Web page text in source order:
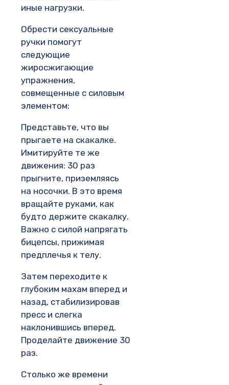
иные нагрузки.
Обрести сексуальные
ручки помогут
следующие
жиросжигающие
упражнения,
совмещенные с силовым
элементом:
Представьте, что вы
прыгаете на скакалке.
Имитируйте те же
движения: 30 раз
прыгните, приземляясь
на носочки. В это время
вращайте руками, как
будто держите скакалку.
Важно с силой напрягать
бицепсы, прижимая
предплечья к телу.
Затем переходите к
глубоким махам вперед и
назад, стабилизировав
пресс и слегка
наклонившись вперед.
Проделайте движение 30
раз.
Столько же времени